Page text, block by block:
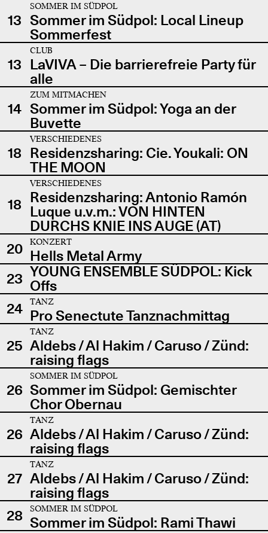
13
SOMMER IM SÜDPOL
Sommer im Südpol: Local Lineup
Sommerfest
13
CLUB
LaVIVA – Die barrierefreie Party für
alle
14
ZUM MITMACHEN
Sommer im Südpol: Yoga an der
Buvette
18
VERSCHIEDENES
Residenzsharing: Cie. Youkali: ON
THE MOON
18
VERSCHIEDENES
Residenzsharing: Antonio Ramón
Luque u.v.m.: VON HINTEN
DURCHS KNIE INS AUGE (AT)
20
KONZERT
Hells Metal Army
23 YOUNG ENSEMBLE SÜDPOL: Kick
Offs
24
TANZ
Pro Senectute Tanznachmittag
25
TANZ
Aldebs / Al Hakim / Caruso / Zünd:
raising flags
26
SOMMER IM SÜDPOL
Sommer im Südpol: Gemischter
Chor Obernau
26
TANZ
Aldebs / Al Hakim / Caruso / Zünd:
raising flags
27
TANZ
Aldebs / Al Hakim / Caruso / Zünd:
raising flags
28
SOMMER IM SÜDPOL
Sommer im Südpol: Rami Thawi